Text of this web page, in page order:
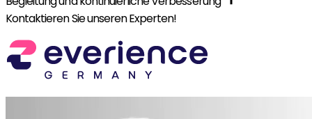
Kontaktieren Sie unseren Experten!